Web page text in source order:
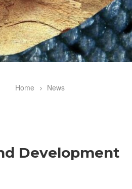
Home News
Development